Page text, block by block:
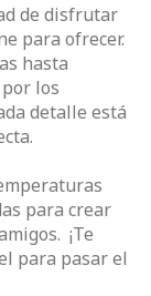
de disfrutar
para ofrecer.
hasta
los
detalle está
para crear
¡Te
para pasar el